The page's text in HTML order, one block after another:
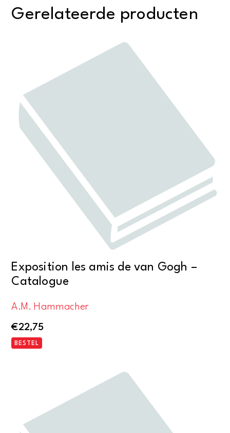
Gerelateerde producten
Exposition les amis de van Gogh –
Catalogue
A.M. Hammacher
€22,75
BESTEL